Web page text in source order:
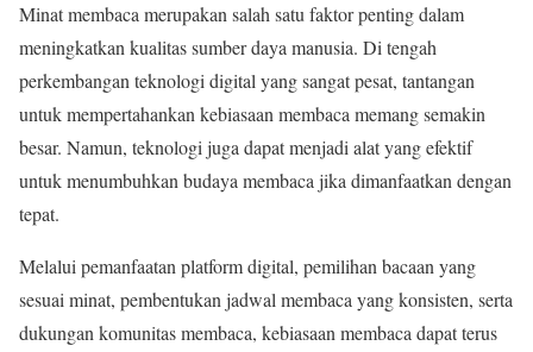
Minat membaca merupakan salah satu faktor penting dalam
meningkatkan kualitas sumber daya manusia. Di tengah
perkembangan teknologi digital yang sangat pesat, tantangan
untuk mempertahankan kebiasaan membaca memang semakin
besar. Namun, teknologi juga dapat menjadi alat yang efektif
untuk menumbuhkan budaya membaca jika dimanfaatkan dengan
tepat.
Melalui pemanfaatan platform digital, pemilihan bacaan yang
sesuai minat, pembentukan jadwal membaca yang konsisten, serta
dukungan komunitas membaca, kebiasaan membaca dapat terus